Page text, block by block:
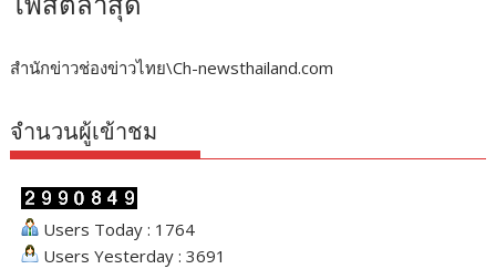
สำนักข่าวช่องข่าวไทย\Ch-newsthailand.com
จำนวนผู้เข้าชม
Users Today : 1764
Users Yesterday : 3691